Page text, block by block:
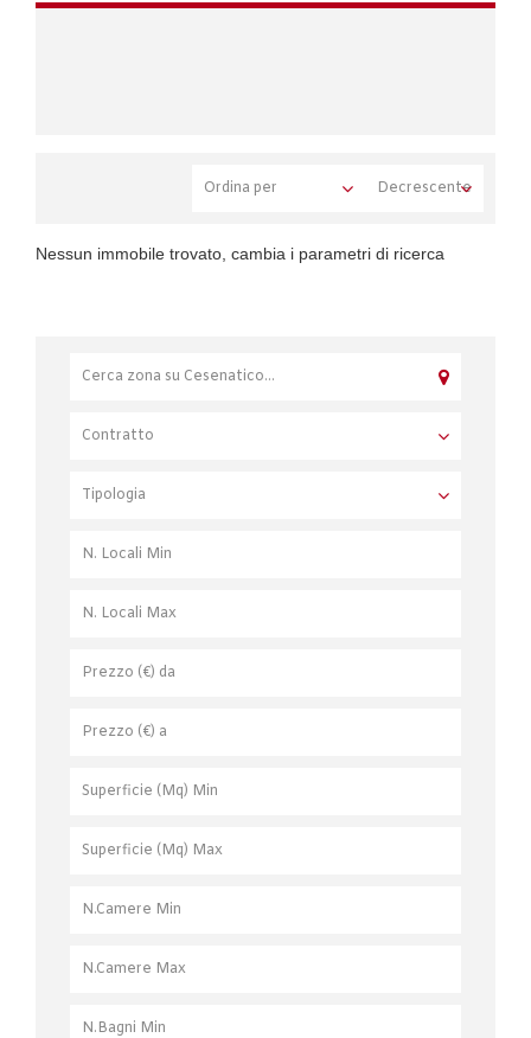
Nessun immobile trovato, cambia i parametri di ricerca